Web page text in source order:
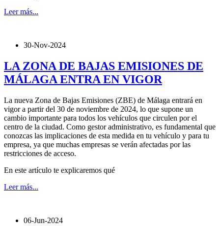
Leer más...
30-Nov-2024
LA ZONA DE BAJAS EMISIONES DE
MÁLAGA ENTRA EN VIGOR
La nueva Zona de Bajas Emisiones (ZBE) de Málaga entrará en
vigor a partir del 30 de noviembre de 2024, lo que supone un
cambio importante para todos los vehículos que circulen por el
centro de la ciudad. Como gestor administrativo, es fundamental que
conozcas las implicaciones de esta medida en tu vehículo y para tu
empresa, ya que muchas empresas se verán afectadas por las
restricciones de acceso.
En este artículo te explicaremos qué
Leer más...
06-Jun-2024